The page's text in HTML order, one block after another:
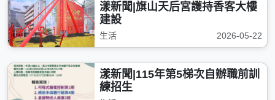
漾新聞|旗山天后宮護持香客大樓
建設
生活 2026-05-22
漾新聞|115年第5梯次自辦職前訓
練招生